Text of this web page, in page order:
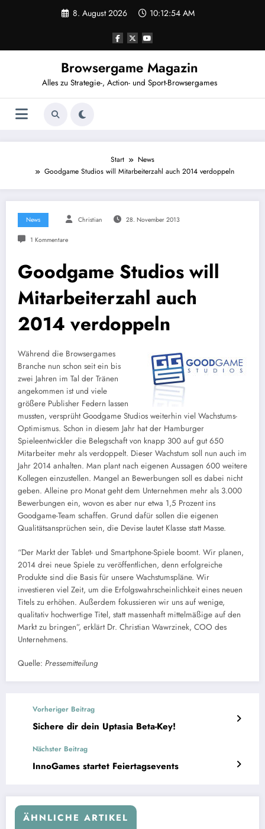
8. August 2026 10:12:55 AM
Browsergame Magazin
Alles zu Strategie-, Action- und Sport-Browsergames
Start
News
Goodgame Studios will Mitarbeiterzahl auch 2014 verdoppeln
News Christian 28. November 2013
1 Kommentare
Goodgame Studios will
Mitarbeiterzahl auch
2014 verdoppeln
Während die Browsergames
Branche nun schon seit ein bis
zwei Jahren im Tal der Tränen
angekommen ist und viele
größere Publisher Federn lassen
mussten, versprüht Goodgame Studios weiterhin viel Wachstums-
Optimismus. Schon in diesem Jahr hat der Hamburger
Spieleentwickler die Belegschaft von knapp 300 auf gut 650
Mitarbeiter mehr als verdoppelt. Dieser Wachstum soll nun auch im
Jahr 2014 anhalten. Man plant nach eigenen Aussagen 600 weitere
Kollegen einzustellen. Mangel an Bewerbungen soll es dabei nicht
geben. Alleine pro Monat geht dem Unternehmen mehr als 3.000
Bewerbungen ein, wovon es aber nur etwa 1,5 Prozent ins
Goodgame-Team schaffen. Grund dafür sollen die eigenen
Qualitätsansprüchen sein, die Devise lautet Klasse statt Masse.
“Der Markt der Tablet- und Smartphone-Spiele boomt. Wir planen,
2014 drei neue Spiele zu veröffentlichen, denn erfolgreiche
Produkte sind die Basis für unsere Wachstumspläne. Wir
investieren viel Zeit, um die Erfolgswahrscheinlichkeit eines neuen
Titels zu erhöhen. Außerdem fokussieren wir uns auf wenige,
qualitativ hochwertige Titel, statt massenhaft mittelmäßige auf den
Markt zu bringen”, erklärt Dr. Christian Wawrzinek, COO des
Unternehmens.
Quelle: Pressemitteilung
Vorheriger Beitrag
Sichere dir dein Uptasia Beta-Key!
Nächster Beitrag
InnoGames startet Feiertagsevents
ÄHNLICHE ARTIKEL